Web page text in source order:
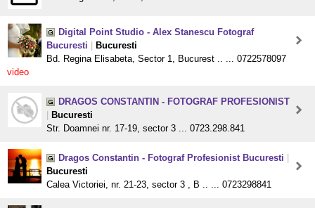
Digital Point Studio - Alex Stanescu Fotograf
Bucuresti
Bucuresti
Bd. Regina Elisabeta, Sector 1, Bucurest .. ... 0722578097
video
DRAGOS CONSTANTIN - FOTOGRAF PROFESIONIST
Bucuresti
Str. Doamnei nr. 17-19, sector 3 ... 0723.298.841
Dragos Constantin - Fotograf Profesionist Bucuresti
Bucuresti
Calea Victoriei, nr. 21-23, sector 3 , B .. ... 0723298841